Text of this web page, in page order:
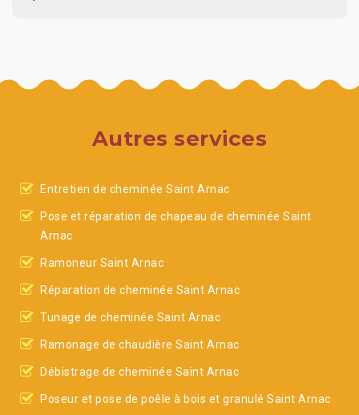
Autres services
Entretien de cheminée Saint Arnac
Pose et réparation de chapeau de cheminée Saint
Arnac
Ramoneur Saint Arnac
Réparation de cheminée Saint Arnac
Tunage de cheminée Saint Arnac
Ramonage de chaudière Saint Arnac
Débistrage de cheminée Saint Arnac
Poseur et pose de poêle à bois et granulé Saint Arnac